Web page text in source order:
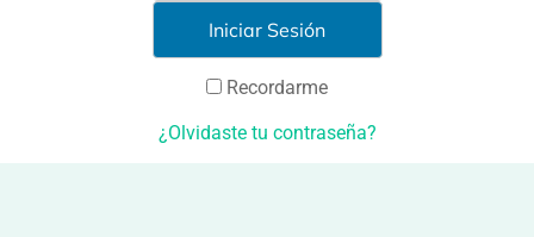
Recordarme
¿Olvidaste tu contraseña?